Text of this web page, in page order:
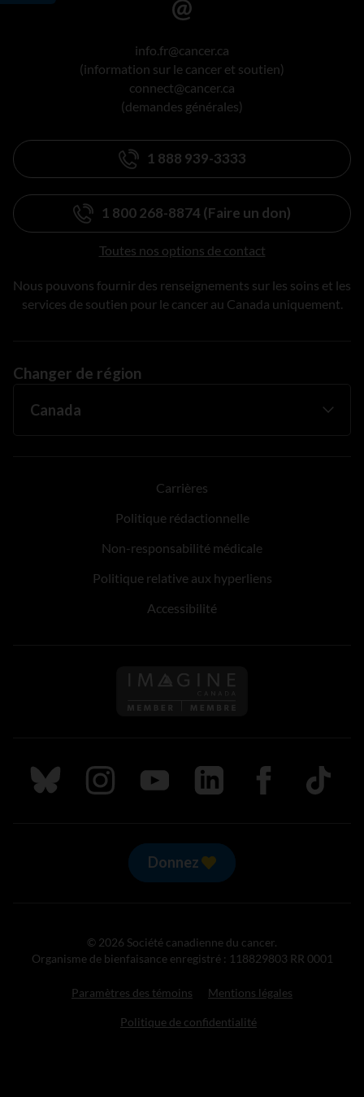
info.fr@cancer.ca
(information sur le cancer et soutien)
connect@cancer.ca
(demandes générales)
1 888 939-3333
1 800 268-8874 (Faire un don)
Toutes nos options de contact
Nous pouvons fournir des renseignements sur les soins et les
services de soutien pour le cancer au Canada uniquement.
Changer de région
Carrières
Politique rédactionnelle
Non-responsabilité médicale
Politique relative aux hyperliens
Accessibilité
Suivez nous sur Bluesky
Suivez nous sur Instagram
Suivez nous sur Youtube
Suivez nous sur LinkedIn
Suivez nous sur
TikTok
Donnez
© 2026 Société canadienne du cancer.
Organisme de bienfaisance enregistré : 118829803 RR 0001
Paramètres des témoins Mentions légales
Politique de confidentialité